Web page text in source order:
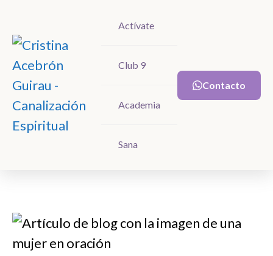
Actívate
Club 9
Academia
Sana
Contacto
Actívate
Club 9
Academia
Sana
Contacto